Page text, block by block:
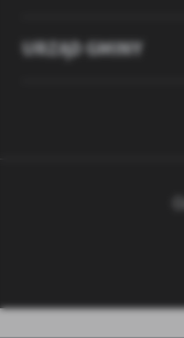
URZĄD GMINY